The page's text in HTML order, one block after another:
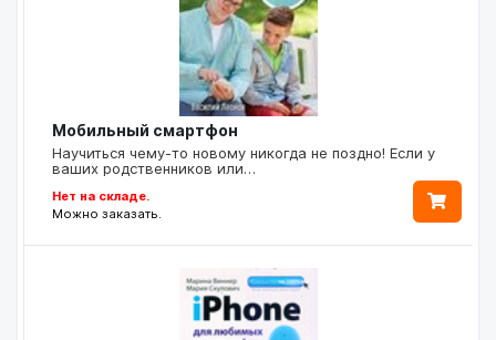
Мобильный смартфон
Научиться чему-то новому никогда не поздно! Если у
ваших родственников или…
Нет на складе.
Можно заказать.